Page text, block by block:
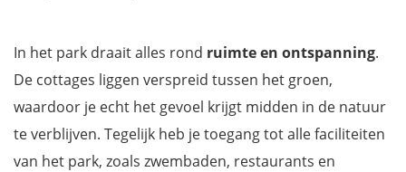
In het park draait alles rond ruimte en ontspanning.
De cottages liggen verspreid tussen het groen,
waardoor je echt het gevoel krijgt midden in de natuur
te verblijven. Tegelijk heb je toegang tot alle faciliteiten
van het park, zoals zwembaden, restaurants en